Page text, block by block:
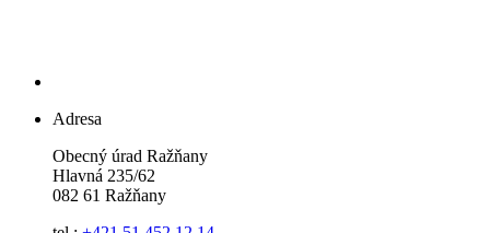
Adresa
Obecný úrad Ražňany
Hlavná 235/62
082 61 Ražňany